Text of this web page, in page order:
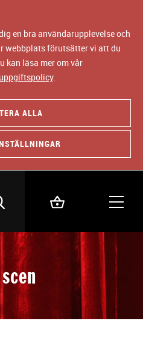
en bra användarupplevelse och
webbplats förutsätter vi att du
kan läsa mer om vår
.
ALLA